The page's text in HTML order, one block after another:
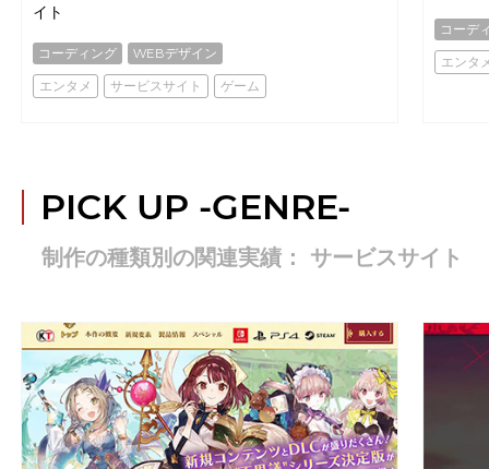
イト
コーディング
WEBデザイン
エンタメ
サービスサイト ゲーム
コーデ
エンタ
PICK UP -GENRE-
制作の種類別の関連実績： サービスサイト